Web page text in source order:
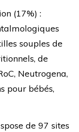
(17%) :
souples de
de
Neutrogena,
pour bébés,
de 97 sites